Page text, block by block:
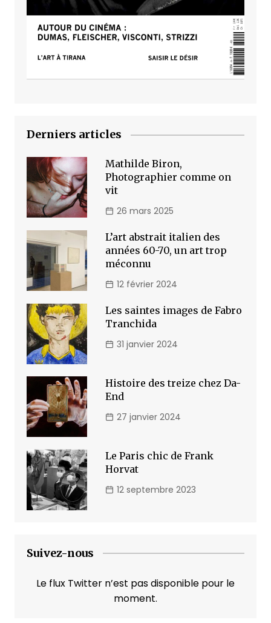
Derniers articles
Mathilde Biron,
Photographier comme on
vit
26 mars 2025
L’art abstrait italien des
années 60-70, un art trop
méconnu
12 février 2024
Les saintes images de Fabro
Tranchida
31 janvier 2024
Histoire des treize chez Da-
End
27 janvier 2024
Le Paris chic de Frank
Horvat
12 septembre 2023
Suivez-nous
Le flux Twitter n’est pas disponible pour le
moment.